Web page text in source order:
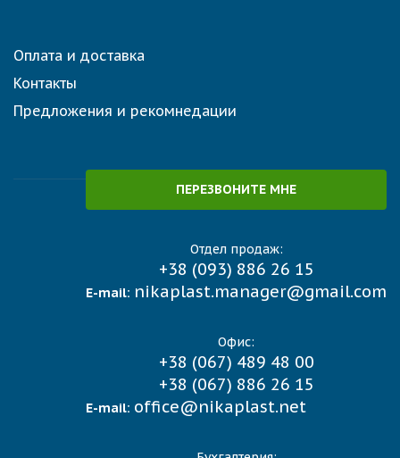
Оплата и доставка
Контакты
Предложения и рекомнедации
ПЕРЕЗВОНИТЕ МНЕ
Отдел продаж:
+38 (093) 886 26 15
E-mail: nikaplast.manager@gmail.com
Офис:
+38 (067) 489 48 00
+38 (067) 886 26 15
E-mail: office@nikaplast.net